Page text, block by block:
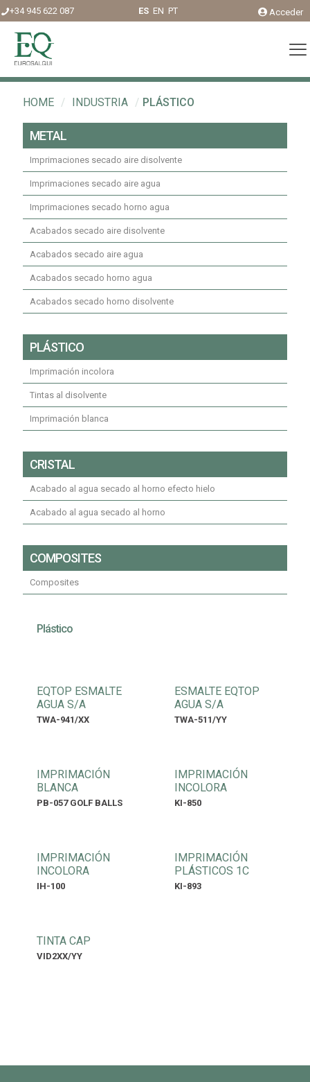
+34 945 622 087 ES EN PT Acceder
HOME / INDUSTRIA / PLÁSTICO
METAL
Imprimaciones secado aire disolvente
Imprimaciones secado aire agua
Imprimaciones secado horno agua
Acabados secado aire disolvente
Acabados secado aire agua
Acabados secado horno agua
Acabados secado horno disolvente
PLÁSTICO
Imprimación incolora
Tintas al disolvente
Imprimación blanca
CRISTAL
Acabado al agua secado al horno efecto hielo
Acabado al agua secado al horno
COMPOSITES
Composites
Plástico
EQTOP ESMALTE
AGUA S/A
TWA-941/XX
ESMALTE EQTOP
AGUA S/A
TWA-511/YY
IMPRIMACIÓN
BLANCA
PB-057 GOLF BALLS
IMPRIMACIÓN
INCOLORA
KI-850
IMPRIMACIÓN
INCOLORA
IH-100
IMPRIMACIÓN
PLÁSTICOS 1C
KI-893
TINTA CAP
VID2XX/YY